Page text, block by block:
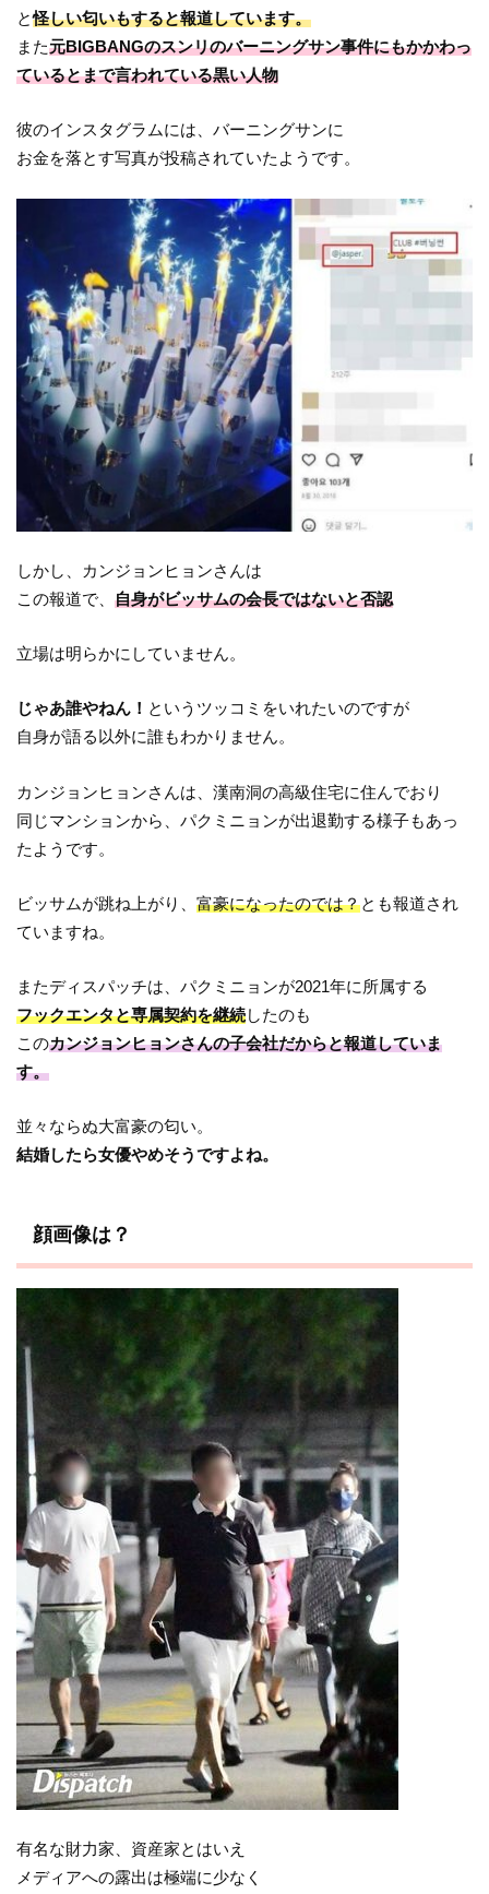
と怪しい匂いもすると報道しています。
また元BIGBANGのスンリのバーニングサン事件にもかかわっ
ているとまで言われている黒い人物
彼のインスタグラムには、バーニングサンに
お金を落とす写真が投稿されていたようです。
しかし、カンジョンヒョンさんは
この報道で、自身がビッサムの会長ではないと否認
立場は明らかにしていません。
じゃあ誰やねん！ というツッコミをいれたいのですが
自身が語る以外に誰もわかりません。
カンジョンヒョンさんは、漢南洞の高級住宅に住んでおり
同じマンションから、パクミニョンが出退勤する様子もあっ
たようです。
ビッサムが跳ね上がり、富豪になったのでは？とも報道され
ていますね。
またディスパッチは、パクミニョンが2021年に所属する
フックエンタと専属契約を継続したのも
このカンジョンヒョンさんの子会社だからと報道していま
す。
並々ならぬ大富豪の匂い。
結婚したら女優やめそうですよね。
顔画像は？
有名な財力家、資産家とはいえ
メディアへの露出は極端に少なく